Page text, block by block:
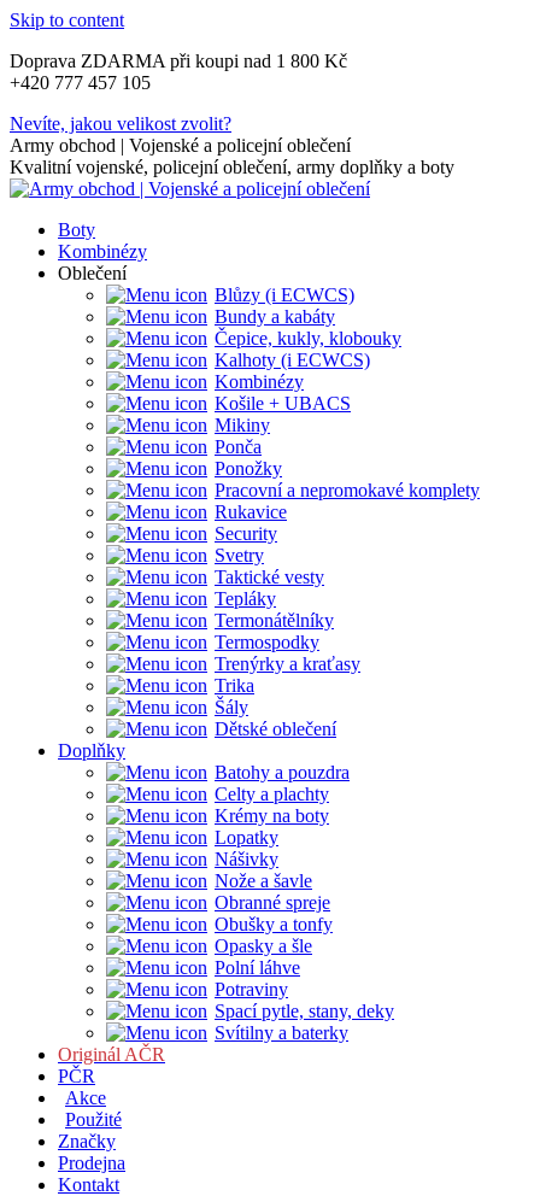
Skip to content
Doprava ZDARMA při koupi nad 1 800 Kč
+420 777 457 105
Nevíte, jakou velikost zvolit?
Army obchod | Vojenské a policejní oblečení
Kvalitní vojenské, policejní oblečení, army doplňky a boty
Boty
Kombinézy
Oblečení
Blůzy (i ECWCS)
Bundy a kabáty
Čepice, kukly, klobouky
Kalhoty (i ECWCS)
Kombinézy
Košile + UBACS
Mikiny
Ponča
Ponožky
Pracovní a nepromokavé komplety
Rukavice
Security
Svetry
Taktické vesty
Tepláky
Termonátělníky
Termospodky
Trenýrky a kraťasy
Trika
Šály
Dětské oblečení
Doplňky
Batohy a pouzdra
Celty a plachty
Krémy na boty
Lopatky
Nášivky
Nože a šavle
Obranné spreje
Obušky a tonfy
Opasky a šle
Polní láhve
Potraviny
Spací pytle, stany, deky
Svítilny a baterky
Originál AČR
PČR
Akce
Použité
Značky
Prodejna
Kontakt